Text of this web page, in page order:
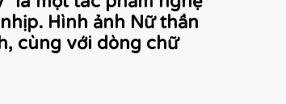
Hình ảnh Nữ thần
cùng với dòng chữ